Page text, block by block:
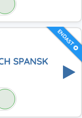
ENDAST
SPANSK